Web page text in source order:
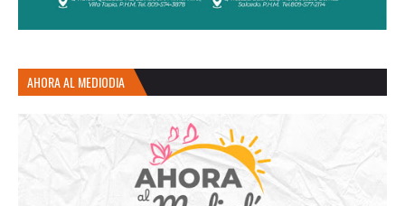
AHORA AL MEDIODIA